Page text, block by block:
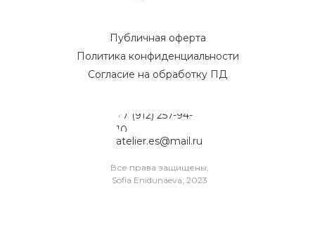
Согласие на обработку ПД
Публичная оферта
Политика конфиденциальности
+7 (912) 257-94-
10
atelier.es@mail.ru
Все права защищены,
Sofia Enidunaeva, 2023